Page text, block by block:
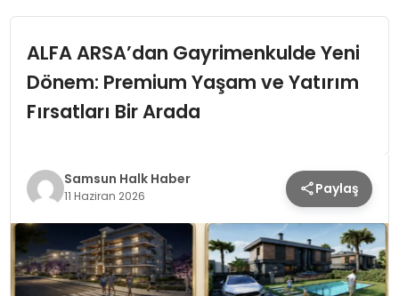
GÜNDEM
SIYASET
SPOR
TEKNOLOJI
ALFA ARSA’dan Gayrimenkulde Yeni
Dönem: Premium Yaşam ve Yatırım
Fırsatları Bir Arada
Samsun Halk Haber
11 Haziran 2026 Paylaş